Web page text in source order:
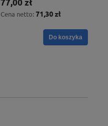
Cena netto: 71,30 zł
Do koszyka